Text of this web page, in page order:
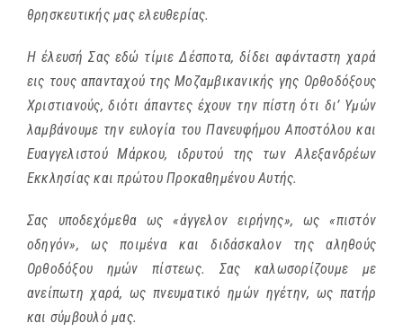
θρησκευτικής μας ελευθερίας.
Η έλευσή Σας εδώ τίμιε Δέσποτα, δίδει αφάνταστη χαρά
εις τους απανταχού της Μοζαμβικανικής γης Ορθοδόξους
Χριστιανούς, διότι άπαντες έχουν την πίστη ότι δι’ Υμών
λαμβάνουμε την ευλογία του Πανευφήμου Αποστόλου και
Ευαγγελιστού Μάρκου, ιδρυτού της των Αλεξανδρέων
Εκκλησίας και πρώτου Προκαθημένου Αυτής.
Σας υποδεχόμεθα ως «άγγελον ειρήνης», ως «πιστόν
οδηγόν», ως ποιμένα και διδάσκαλον της αληθούς
Ορθοδόξου ημών πίστεως. Σας καλωσορίζουμε με
ανείπωτη χαρά, ως πνευματικό ημών ηγέτην, ως πατήρ
και σύμβουλό μας.